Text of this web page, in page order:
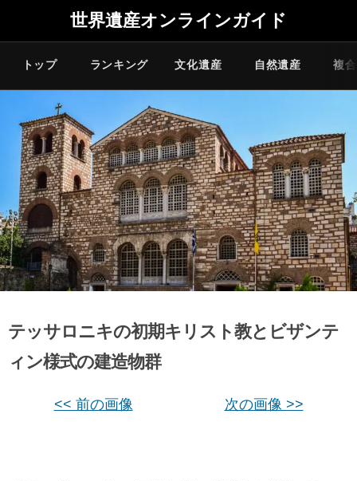
世界遺産オンラインガイド
トップ ランキング 文化遺産 自然遺産 複
テッサロニキの初期キリスト教とビザンテ
ィン様式の建造物群
<< 前の画像 次の画像 >>